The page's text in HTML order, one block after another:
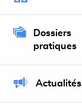
Dossiers
pratiques
Actualités